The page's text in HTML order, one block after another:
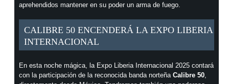
aprehendidos mantener en su poder un arma de fuego.
CALIBRE 50 ENCENDERÁ LA EXPO LIBERIA
INTERNACIONAL
En esta noche mágica, la Expo Liberia Internacional 2025 contará
con la participación de la reconocida banda norteñaCalibre 50